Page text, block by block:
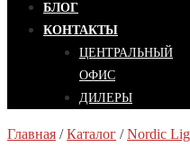
БЛОГ
КОНТАКТЫ
ЦЕНТРАЛЬНЫЙ
ОФИС
ДИЛЕРЫ
Главная / Каталог / Nordic